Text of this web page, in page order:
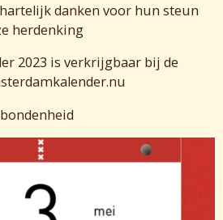
danken voor hun steun
herdenking
2023 is verkrijgbaar bij de